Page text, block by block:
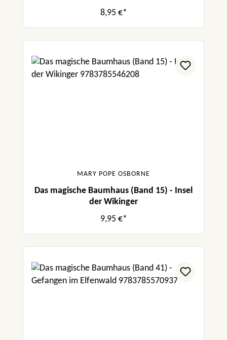
8,95 €*
MARY POPE OSBORNE
Das magische Baumhaus (Band 15) - Insel
der Wikinger
9,95 €*